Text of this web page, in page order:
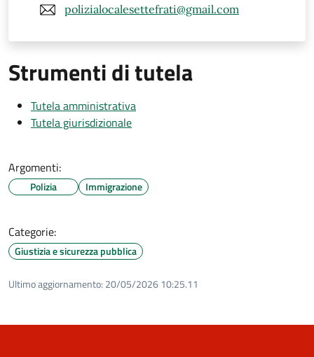
polizialocalesettefrati@gmail.com
Strumenti di tutela
Tutela amministrativa
Tutela giurisdizionale
Argomenti:
Polizia Immigrazione
Categorie:
Giustizia e sicurezza pubblica
Ultimo aggiornamento: 20/05/2026 10:25.11